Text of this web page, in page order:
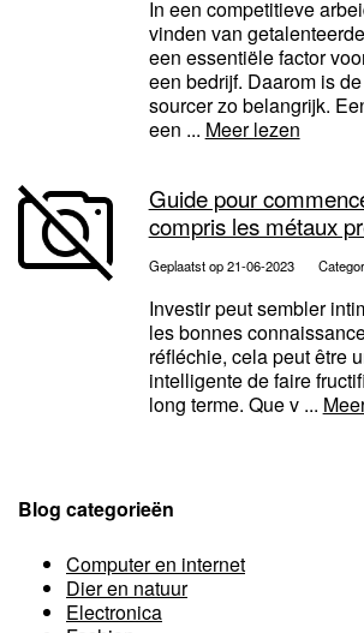
In een competitieve
vinden van
een essentiële factor
een bedrijf. Daarom is
sourcer zo belangrijk.
een ... Meer lezen
Guide pour
compris les métaux
Geplaatst op 21-06-2023
Investir peut sembler
les bonnes
réfléchie, cela peut être
intelligente de faire
long terme. Que v ...
Blog categorieën
Computer en internet
Dier en natuur
Electronica